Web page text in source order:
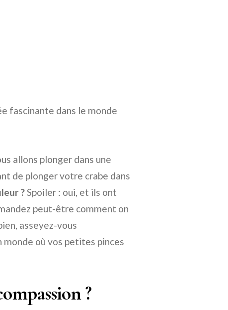
fascinante dans le monde
allons plonger dans une
de plonger votre crabe dans
?Spoiler : oui, et ils ont
peut-être comment on
asseyez-vous
où vos petites pinces
?